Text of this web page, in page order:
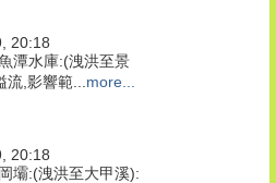
20:18
潭水庫:(洩洪至景
,影響範... more...
20:18
壩:(洩洪至大甲溪):